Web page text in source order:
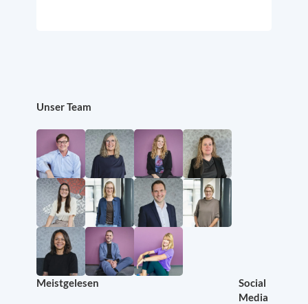
Unser Team
Meistgelesen
Social
Media